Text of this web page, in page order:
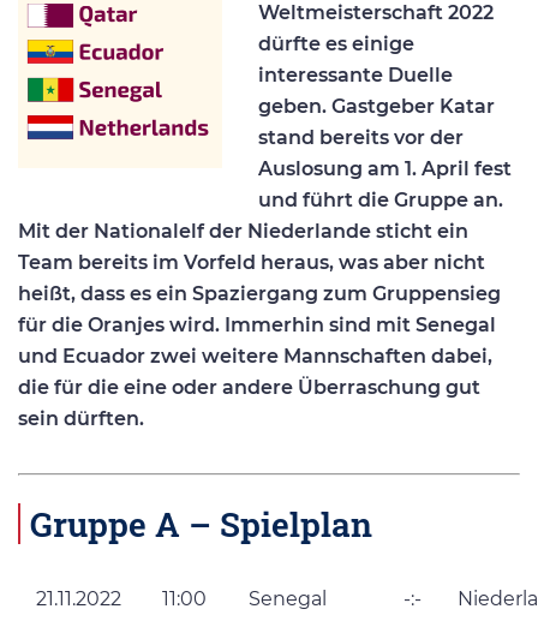
Weltmeisterschaft 2022
dürfte es einige
interessante Duelle
geben. Gastgeber Katar
stand bereits vor der
Auslosung am 1. April fest
und führt die Gruppe an.
Mit der Nationalelf der Niederlande sticht ein
Team bereits im Vorfeld heraus, was aber nicht
heißt, dass es ein Spaziergang zum Gruppensieg
für die Oranjes wird. Immerhin sind mit Senegal
und Ecuador zwei weitere Mannschaften dabei,
die für die eine oder andere Überraschung gut
sein dürften.
Gruppe A – Spielplan
21.11.2022 11:00 Senegal -:-